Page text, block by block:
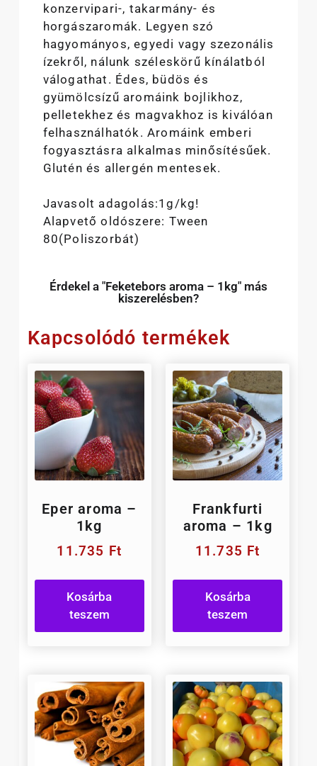
konzervipari-, takarmány- és
horgászaromák. Legyen szó
hagyományos, egyedi vagy szezonális
ízekről, nálunk széleskörű kínálatból
válogathat. Édes, büdös és
gyümölcsízű aromáink bojlikhoz,
pelletekhez és magvakhoz is kiválóan
felhasználhatók. Aromáink emberi
fogyasztásra alkalmas minősítésűek.
Glutén és allergén mentesek.
Javasolt adagolás:1g/kg!
Alapvető oldószere: Tween
80(Poliszorbát)
Érdekel a "Feketebors aroma – 1kg" más
kiszerelésben?
Kapcsolódó termékek
Eper aroma –
1kg
11.735 Ft
Kosárba
teszem
Frankfurti
aroma – 1kg
11.735 Ft
Kosárba
teszem